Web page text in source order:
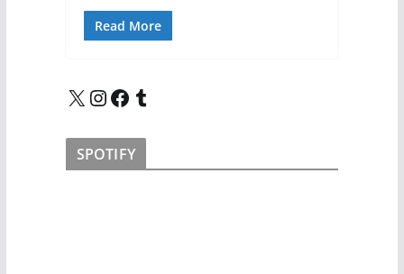
Read More
X InstagramFacebook Tumblr
SPOTIFY